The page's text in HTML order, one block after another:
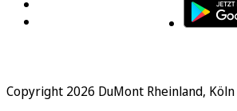
Copyright 2026 DuMont Rheinland, Köln